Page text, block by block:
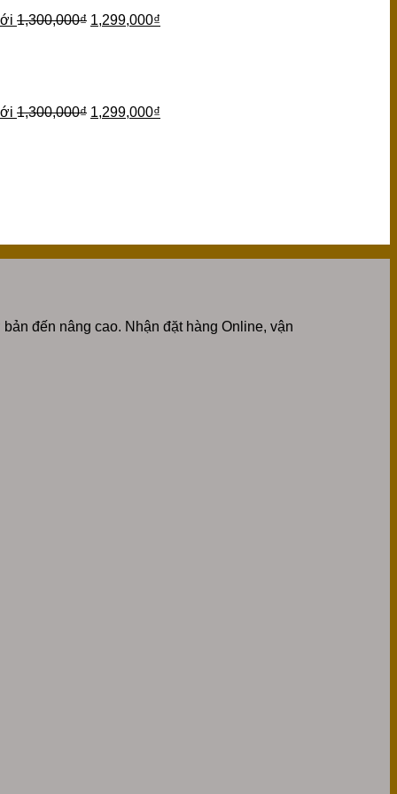
1,300,000₫ 1,299,000₫
1,300,000₫ 1,299,000₫
đến nâng cao. Nhận đặt hàng Online, vận